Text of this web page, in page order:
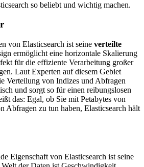
so beliebt und wichtig machen.
von Elasticsearch ist seine verteilte
ermöglicht eine horizontale Skalierung
für die effiziente Verarbeitung großer
Laut Experten auf diesem Gebiet
Verteilung von Indizes und Abfragen
und sorgt so für einen reibungslosen
das: Egal, ob Sie mit Petabytes von
Abfragen zu tun haben, Elasticsearch hält
Eigenschaft von Elasticsearch ist seine